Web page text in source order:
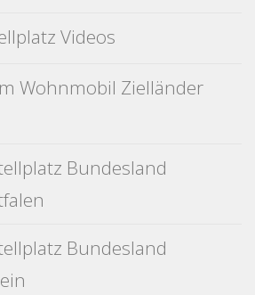
Videos
Wohnmobil Zielländer
Bundesland
Bundesland